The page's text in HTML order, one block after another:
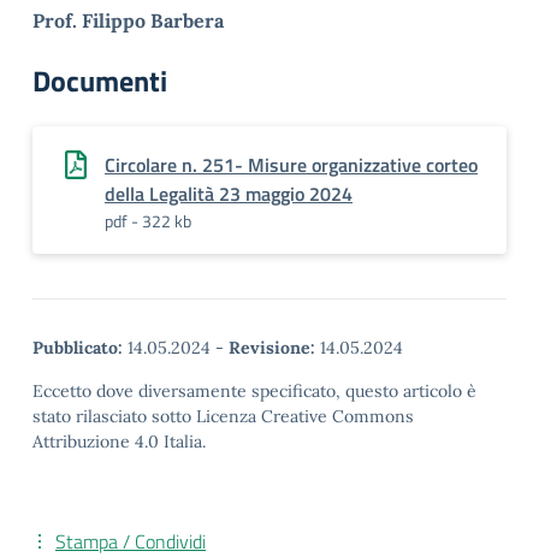
Prof. Filippo Barbera
Documenti
Circolare n. 251- Misure organizzative corteo
della Legalità 23 maggio 2024
pdf - 322 kb
Pubblicato: 14.05.2024 - Revisione: 14.05.2024
Eccetto dove diversamente specificato, questo articolo è
stato rilasciato sotto Licenza Creative Commons
Attribuzione 4.0 Italia.
Stampa / Condividi